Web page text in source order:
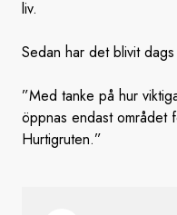
liv.
Sedan har det blivit
”Med tanke på hur
öppnas endast området
Hurtigruten.”